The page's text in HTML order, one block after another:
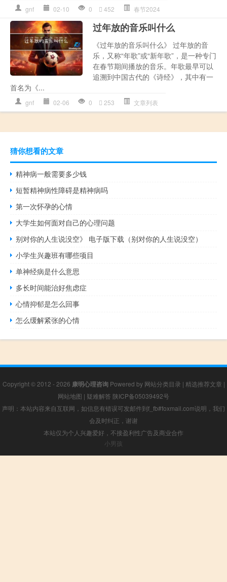
gnf 02-10 0 452 春节2024
过年放的音乐叫什么
《过年放的音乐叫什么》 过年放的音
乐，又称“年歌”或“新年歌”，是一种专门
在春节期间播放的音乐。年歌最早可以
追溯到中国古代的《诗经》，其中有一
首名为《...
gnf 02-06 0 253 文章列表
猜你想看的文章
精神病一般需要多少钱
短暂精神病性障碍是精神病吗
第一次怀孕的心情
大学生如何面对自己的心理问题
别对你的人生说没空》 电子版下载（别对你的人生说没空）
小学生兴趣班有哪些项目
单神经病是什么意思
多长时间能治好焦虑症
心情抑郁是怎么回事
怎么缓解紧张的心情
Copyright © 2012 - 2026 康明心理咨询Powered by 网站分类目录 | 精选推荐文章 |
网站地图 | 疑难解答 陕ICP备05039492号
声明：本站内容来自互联网，如信息有错误可发邮件到f_fb#foxmail.com说明，我们
会及时纠正，谢谢
本站仅为个人兴趣爱好，不接盈利性广告及商业合作
小男孩